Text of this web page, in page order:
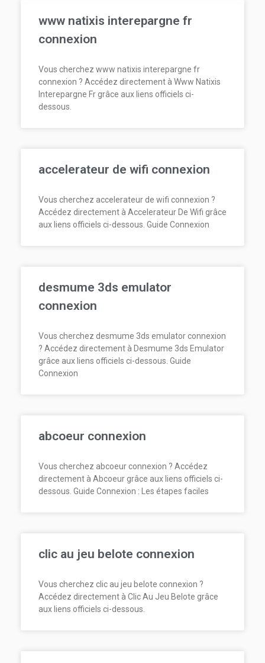
www natixis interepargne fr
connexion
Vous cherchez www natixis interepargne fr
connexion ? Accédez directement à Www Natixis
Interepargne Fr grâce aux liens officiels ci-
dessous.
accelerateur de wifi connexion
Vous cherchez accelerateur de wifi connexion ?
Accédez directement à Accelerateur De Wifi grâce
aux liens officiels ci-dessous. Guide Connexion
desmume 3ds emulator
connexion
Vous cherchez desmume 3ds emulator connexion
? Accédez directement à Desmume 3ds Emulator
grâce aux liens officiels ci-dessous. Guide
Connexion
abcoeur connexion
Vous cherchez abcoeur connexion ? Accédez
directement à Abcoeur grâce aux liens officiels ci-
dessous. Guide Connexion : Les étapes faciles
clic au jeu belote connexion
Vous cherchez clic au jeu belote connexion ?
Accédez directement à Clic Au Jeu Belote grâce
aux liens officiels ci-dessous.